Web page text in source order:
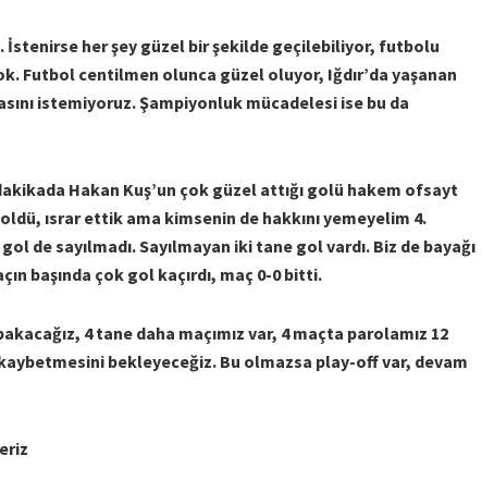
İstenirse her şey güzel bir şekilde geçilebiliyor, futbolu
Futbol centilmen olunca güzel oluyor, Iğdır’da yaşanan
istemiyoruz. Şampiyonluk mücadelesi ise bu da
Hakan Kuş’un çok güzel attığı golü hakem ofsayt
ısrar ettik ama kimsenin de hakkını yemeyelim 4.
de sayılmadı. Sayılmayan iki tane gol vardı. Biz de bayağı
başında çok gol kaçırdı, maç 0-0 bitti.
4 tane daha maçımız var, 4 maçta parolamız 12
bekleyeceğiz. Bu olmazsa play-off var, devam